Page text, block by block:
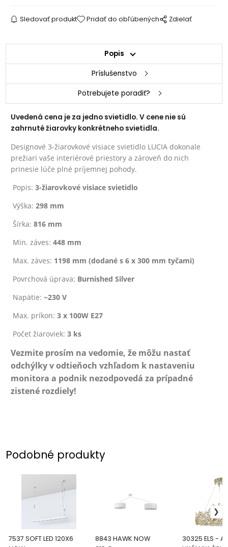
Sledovať produkt Pridať do obľúbených Zdielať
Popis
Príslušenstvo
Potrebujete poradiť?
Uvedená cena je za jedno svietidlo. V cene nie sú
zahrnuté žiarovky konkrétneho svietidla.
Designové 3-žiarovkové visiace svietidlo LUCIA dokonale
prežiari vaše interiérové priestory a zároveň do nich
prinesie lúče plné príjemnej pohody.
Popis:3-žiarovkové visiace svietidlo
Výška:298 mm
Šírka:816 mm
Min. záves:448 mm
Max. záves: 1198 mm (dodané s 6 x 300 mm tyčami)
Povrchová úprava: Burnished Silver
Napätie:~230 V
Max. príkon:3 x 100W E27
Počet žiaroviek:3 ks
Vezmite prosím na vedomie, že môžu nastať
odchýlky v odtieňoch vzhľadom k nastaveniu
monitora a podnik nezodpovedá za prípadné
zistené rozdiely!
Podobné produkty
7537 SOFT LED 120X6
8843 HAWK NOW
30325 ELS - ANYA -